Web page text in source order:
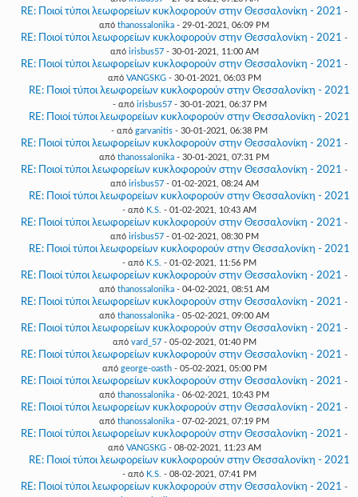
RE: Ποιοί τύποι λεωφορείων κυκλοφορούν στην Θεσσαλονίκη - 2021 -
από thanossalonika - 29-01-2021, 06:09 PM
RE: Ποιοί τύποι λεωφορείων κυκλοφορούν στην Θεσσαλονίκη - 2021 -
από irisbus57- 30-01-2021, 11:00 AM
RE: Ποιοί τύποι λεωφορείων κυκλοφορούν στην Θεσσαλονίκη - 2021 -
από VANGSKG- 30-01-2021, 06:03 PM
RE: Ποιοί τύποι λεωφορείων κυκλοφορούν στην Θεσσαλονίκη - 2021
- από irisbus57- 30-01-2021, 06:37 PM
RE: Ποιοί τύποι λεωφορείων κυκλοφορούν στην Θεσσαλονίκη - 2021
- από garvanitis - 30-01-2021, 06:38 PM
RE: Ποιοί τύποι λεωφορείων κυκλοφορούν στην Θεσσαλονίκη - 2021 -
από thanossalonika - 30-01-2021, 07:31 PM
RE: Ποιοί τύποι λεωφορείων κυκλοφορούν στην Θεσσαλονίκη - 2021 -
από irisbus57- 01-02-2021, 08:24 AM
RE: Ποιοί τύποι λεωφορείων κυκλοφορούν στην Θεσσαλονίκη - 2021
- από K.S. - 01-02-2021, 10:43 AM
RE: Ποιοί τύποι λεωφορείων κυκλοφορούν στην Θεσσαλονίκη - 2021 -
από irisbus57- 01-02-2021, 08:30 PM
RE: Ποιοί τύποι λεωφορείων κυκλοφορούν στην Θεσσαλονίκη - 2021
- από K.S. - 01-02-2021, 11:56 PM
RE: Ποιοί τύποι λεωφορείων κυκλοφορούν στην Θεσσαλονίκη - 2021 -
από thanossalonika - 04-02-2021, 08:51 AM
RE: Ποιοί τύποι λεωφορείων κυκλοφορούν στην Θεσσαλονίκη - 2021 -
από thanossalonika - 05-02-2021, 09:00 AM
RE: Ποιοί τύποι λεωφορείων κυκλοφορούν στην Θεσσαλονίκη - 2021 -
από vard_57- 05-02-2021, 01:40 PM
RE: Ποιοί τύποι λεωφορείων κυκλοφορούν στην Θεσσαλονίκη - 2021 -
από george-oasth- 05-02-2021, 05:00 PM
RE: Ποιοί τύποι λεωφορείων κυκλοφορούν στην Θεσσαλονίκη - 2021 -
από thanossalonika - 06-02-2021, 10:43 PM
RE: Ποιοί τύποι λεωφορείων κυκλοφορούν στην Θεσσαλονίκη - 2021 -
από thanossalonika - 07-02-2021, 07:19 PM
RE: Ποιοί τύποι λεωφορείων κυκλοφορούν στην Θεσσαλονίκη - 2021 -
από VANGSKG- 08-02-2021, 11:23 AM
RE: Ποιοί τύποι λεωφορείων κυκλοφορούν στην Θεσσαλονίκη - 2021
- από K.S. - 08-02-2021, 07:41 PM
RE: Ποιοί τύποι λεωφορείων κυκλοφορούν στην Θεσσαλονίκη - 2021 -